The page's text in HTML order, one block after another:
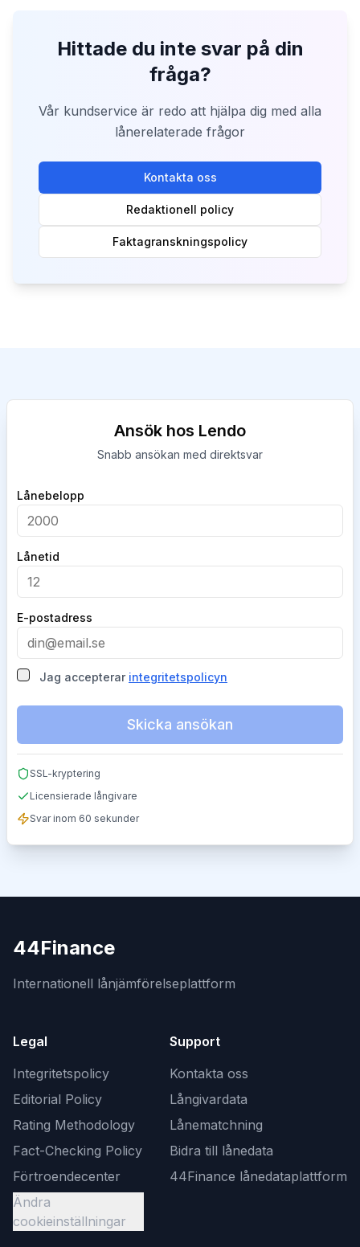
Hittade du inte svar på din
fråga?
Vår kundservice är redo att hjälpa dig med alla
lånerelaterade frågor
Kontakta oss
Redaktionell policy
Faktagranskningspolicy
Ansök hos Lendo
Snabb ansökan med direktsvar
Company
Lånebelopp
Lånetid
E-postadress
Jag accepterar integritetspolicyn
Skicka ansökan
SSL-kryptering
Licensierade långivare
Svar inom 60 sekunder
44Finance
Internationell lånjämförelseplattform
Legal
Integritetspolicy
Editorial Policy
Rating Methodology
Fact-Checking Policy
Förtroendecenter
Ändra
cookieinställningar
Support
Kontakta oss
Långivardata
Lånematchning
Bidra till lånedata
44Finance lånedataplattform